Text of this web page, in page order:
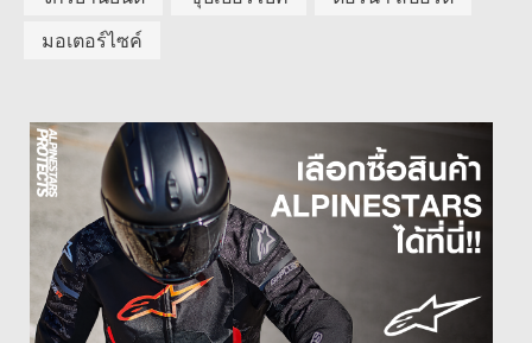
มอเตอร์ไซค์